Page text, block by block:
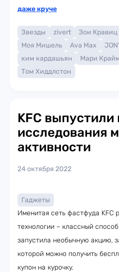
даже круче
Звезды zivert Зои Кравиц
Моя Мишель
Ava Max
ким кардашьян
Мари
Том Хиддлстон
KFC
исследования
активности
24 октября 2022
Гаджеты
Именитая сеть фастфуда KFC
технологии – классный
запустила необычную акцию,
которой можно получить
купон на курочку.